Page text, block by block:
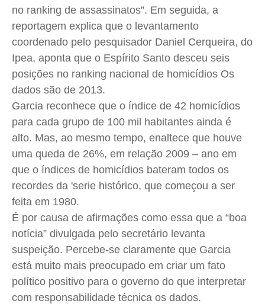
no ranking de assassinatos”. Em seguida, a
reportagem explica que o levantamento
coordenado pelo pesquisador Daniel Cerqueira, do
Ipea, aponta que o Espírito Santo desceu seis
posições no ranking nacional de homicídios Os
dados são de 2013.
Garcia reconhece que o índice de 42 homicídios
para cada grupo de 100 mil habitantes ainda é
alto. Mas, ao mesmo tempo, enaltece que houve
uma queda de 26%, em relação 2009 – ano em
que o índices de homicídios bateram todos os
recordes da 'serie histórico, que começou a ser
feita em 1980.
É por causa de afirmações como essa que a “boa
notícia” divulgada pelo secretário levanta
suspeição. Percebe-se claramente que Garcia
está muito mais preocupado em criar um fato
político positivo para o governo do que interpretar
com responsabilidade técnica os dados.